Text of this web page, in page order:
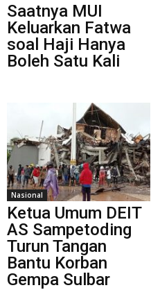
Saatnya MUI
Keluarkan Fatwa
soal Haji Hanya
Boleh Satu Kali
Nasional
Ketua Umum DEIT
AS Sampetoding
Turun Tangan
Bantu Korban
Gempa Sulbar